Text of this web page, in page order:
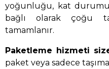
yoğunluğu, kat
bağlı olarak çoğu
tamamlanır.
Paketleme hizmeti
paket veya sadece